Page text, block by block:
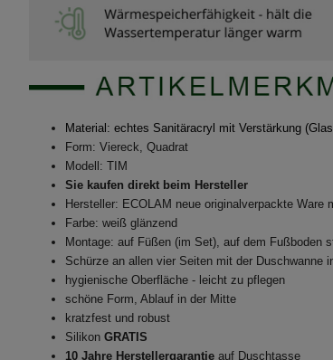
Material: echtes Sanitäracryl mit Verstärkung
Form: Viereck, Quadrat
Modell: TIM
Sie kaufen direkt beim Hersteller
Hersteller: ECOLAM neue originalverpackte
Farbe: weiß glänzend
Montage: auf Füßen (im Set), auf dem Fußboden
Schürze an allen vier Seiten mit der Duschwanne
hygienische Oberfläche - leicht zu pflegen
schöne Form, Ablauf in der Mitte
kratzfest und robust
Silikon GRATIS
10 Jahre Herstellergarantie auf Duschtasse